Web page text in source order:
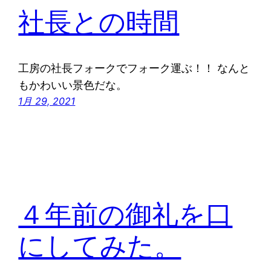
社長との時間
工房の社長フォークでフォーク運ぶ！！ なんと
もかわいい景色だな。
1月 29, 2021
４年前の御礼を口
にしてみた。